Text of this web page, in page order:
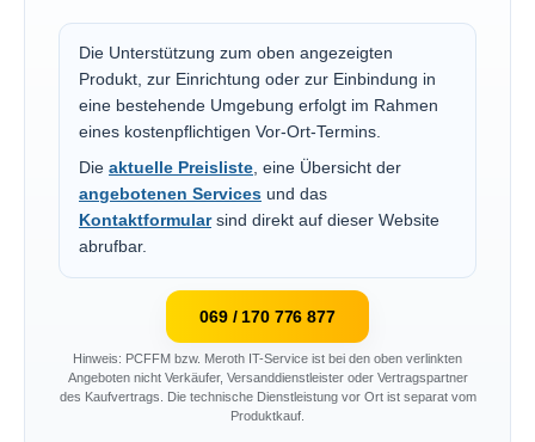
Die Unterstützung zum oben angezeigten
Produkt, zur Einrichtung oder zur Einbindung in
eine bestehende Umgebung erfolgt im Rahmen
eines kostenpflichtigen Vor-Ort-Termins.
Die aktuelle Preisliste, eine Übersicht der
angebotenen Services und das
Kontaktformularsind direkt auf dieser Website
abrufbar.
069 / 170 776 877
Hinweis: PCFFM bzw. Meroth IT-Service ist bei den oben verlinkten
Angeboten nicht Verkäufer, Versanddienstleister oder Vertragspartner
des Kaufvertrags. Die technische Dienstleistung vor Ort ist separat vom
Produktkauf.